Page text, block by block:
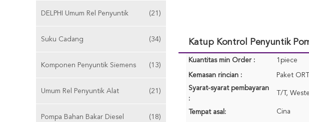
DELPHI Umum Rel Penyuntik (21)
Suku Cadang (34)
Komponen Penyuntik Siemens (13)
Umum Rel Penyuntik Alat (21)
Pompa Bahan Bakar Diesel (18)
Katup Kontrol Penyuntik
Kuantitas min Order : 1piece
Kemasan rincian : Paket
Syarat-syarat pembayaran
:
T/T,
Tempat asal: Cina